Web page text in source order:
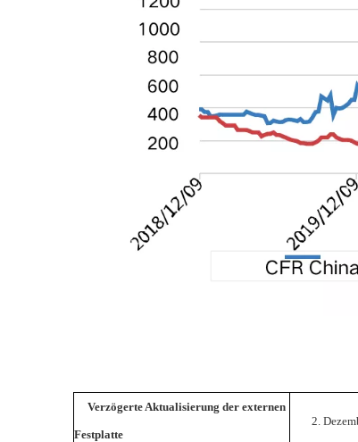
Verzögerte Aktualisierung der externen
Festplatte
2.